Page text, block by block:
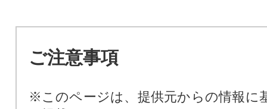
ご注意事項
※このページは、提供元からの情報に